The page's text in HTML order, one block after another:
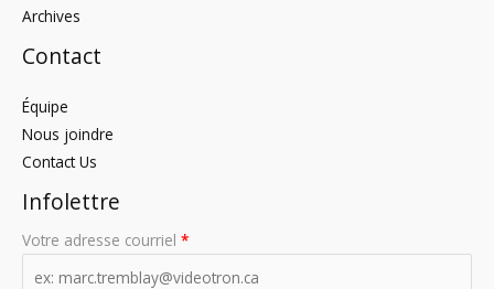
Archives
Contact
Équipe
Nous joindre
Contact Us
Infolettre
Votre adresse courriel *